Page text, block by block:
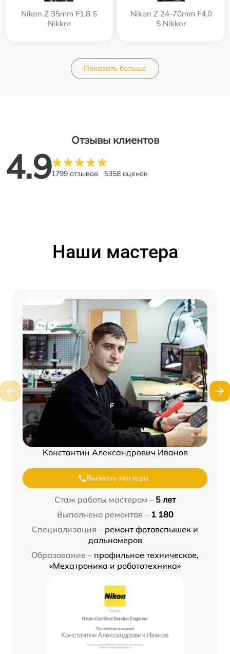
Nikon Z 35mm F1.8 S
Nikkor
Nikon Z 24-70mm F4.0
S Nikkor
Показать больше
Отзывы клиентов
4.91799 отзывов 5358 оценок
Наши мастера
Константин Александрович Иванов
Вызвать мастера
Стаж работы мастером – 5 лет
Выполнено ремонтов – 1 180
Специализация – ремонт фотовспышек и
дальномеров
Образование – профильное техническое,
«Мехатроника и робототехника»